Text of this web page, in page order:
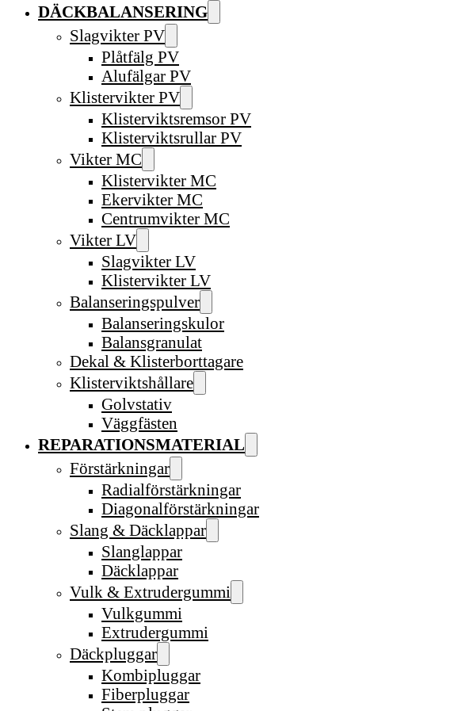
DÄCKBALANSERING
Slagvikter PV
Plåtfälg PV
Alufälgar PV
Klistervikter PV
Klisterviktsremsor PV
Klisterviktsrullar PV
Vikter MC
Klistervikter MC
Ekervikter MC
Centrumvikter MC
Vikter LV
Slagvikter LV
Klistervikter LV
Balanseringspulver
Balanseringskulor
Balansgranulat
Dekal & Klisterborttagare
Klisterviktshållare
Golvstativ
Väggfästen
REPARATIONSMATERIAL
Förstärkningar
Radialförstärkningar
Diagonalförstärkningar
Slang & Däcklappar
Slanglappar
Däcklappar
Vulk & Extrudergummi
Vulkgummi
Extrudergummi
Däckpluggar
Kombipluggar
Fiberpluggar